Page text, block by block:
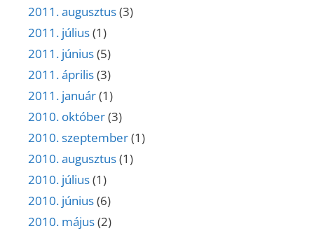
2011. augusztus(3)
2011. július(1)
2011. június(5)
2011. április(3)
2011. január(1)
2010. október(3)
2010. szeptember(1)
2010. augusztus(1)
2010. július(1)
2010. június(6)
2010. május(2)